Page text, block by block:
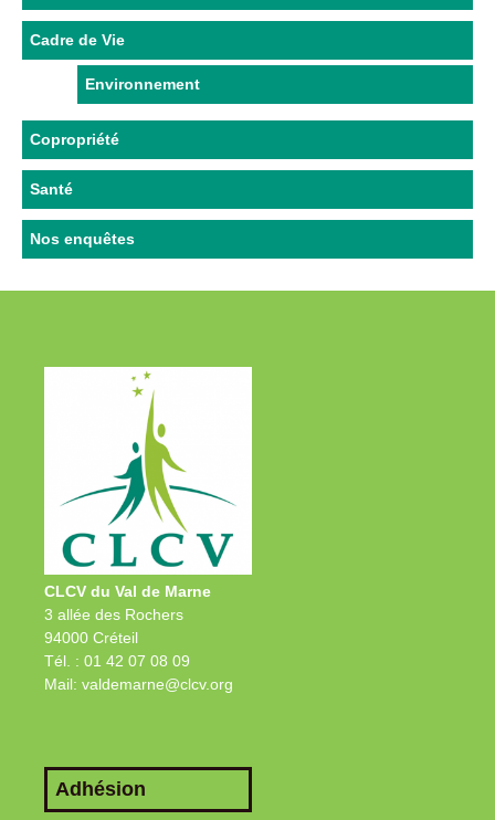
Cadre de Vie
Environnement
Copropriété
Santé
Nos enquêtes
CLCV du Val de Marne
3 allée des Rochers
94000 Créteil
Tél. : 01 42 07 08 09
Mail: valdemarne@clcv.org
Adhésion